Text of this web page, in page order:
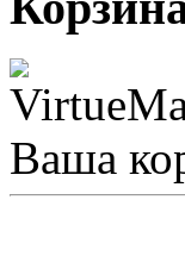
Ваша